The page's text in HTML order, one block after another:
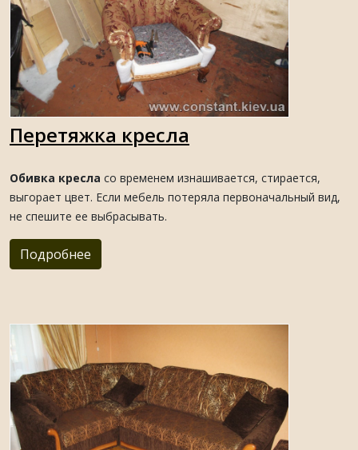
Перетяжка кресла
Обивка кресла со временем изнашивается, стирается,
выгорает цвет. Если мебель потеряла первоначальный вид,
не спешите ее выбрасывать.
Подробнее